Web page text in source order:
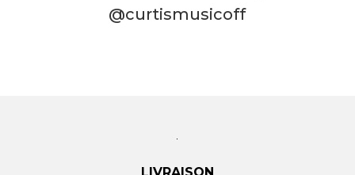
@curtismusicoff